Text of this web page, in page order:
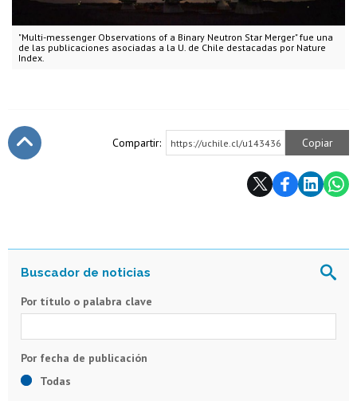
"Multi-messenger Observations of a Binary Neutron Star Merger" fue una
de las publicaciones asociadas a la U. de Chile destacadas por Nature
Index.
Compartir: https://uchile.cl/u143436 Copiar
Por título o palabra clave
Todas